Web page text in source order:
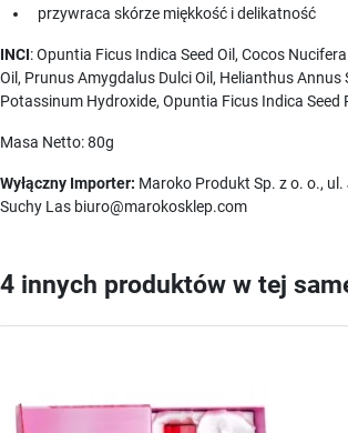
przywraca skórze miękkość i delikatność
INCI: Opuntia Ficus Indica Seed Oil, Cocos
Oil, Prunus Amygdalus Dulci Oil, Helianthus Annus
Potassinum Hydroxide, Opuntia Ficus Indica Seed
Masa Netto: 80g
Wyłączny Importer: Maroko Produkt Sp. z o. o.,
Suchy Las biuro@marokosklep.com
4 innych produktów w tej